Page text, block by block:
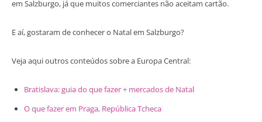
em Salzburgo, já que muitos comerciantes não aceitam cartão.
E aí, gostaram de conhecer o Natal em Salzburgo?
Veja aqui outros conteúdos sobre a Europa Central:
Bratislava: guia do que fazer + mercados de Natal
O que fazer em Praga, República Tcheca